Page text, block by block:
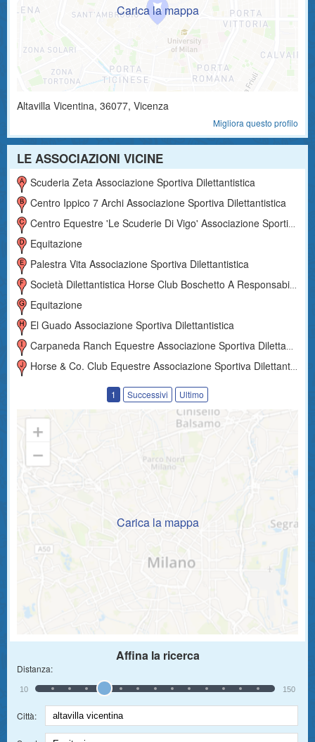
Altavilla Vicentina, 36077, Vicenza
Migliora questo profilo
LE ASSOCIAZIONI VICINE
Scuderia Zeta Associazione Sportiva Dilettantistica
Centro Ippico 7 Archi Associazione Sportiva Dilettantistica
Centro Equestre 'le Scuderie Di Vigo' Associazione Sportiva Dilettantistica
Equitazione
Palestra Vita Associazione Sportiva Dilettantistica
Società Dilettantistica Horse Club Boschetto A Responsabilità Limitata
Equitazione
El Guado Associazione Sportiva Dilettantistica
Carpaneda Ranch Equestre Associazione Sportiva Dilettantistica
Horse & Co. Club Equestre Associazione Sportiva Dilettantistica
1 Successivi Ultimo
Carica la mappa
Affina la ricerca
Distanza:
10 150
Città: